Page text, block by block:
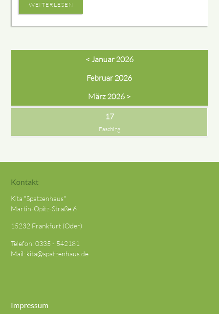
WEITERLESEN
< Januar 2026
Februar 2026
März 2026 >
17
Fasching
Kontakt
Kita "Spatzenhaus"
Martin-Opitz-Straße 6
15232 Frankfurt (Oder)
Telefon:0335 - 542181
Mail: kita@spatzenhaus.de
Impressum